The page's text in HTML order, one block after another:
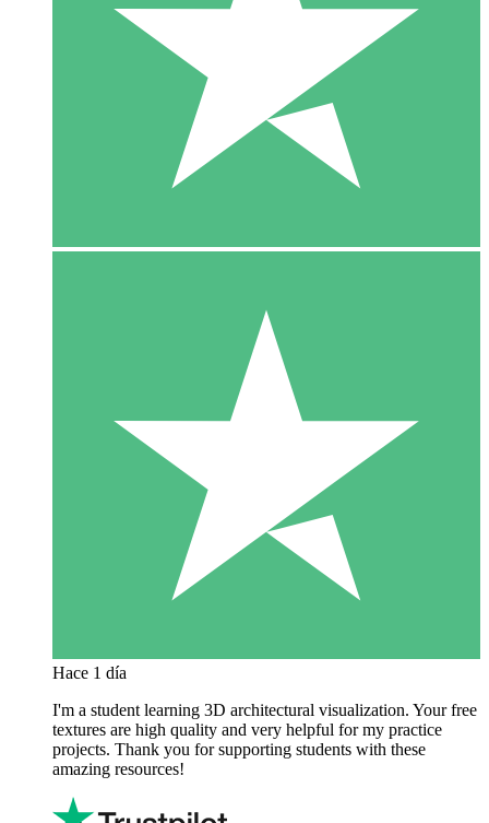
Hace 1 día
I'm a student learning 3D architectural visualization. Your free
textures are high quality and very helpful for my practice
projects. Thank you for supporting students with these
amazing resources!